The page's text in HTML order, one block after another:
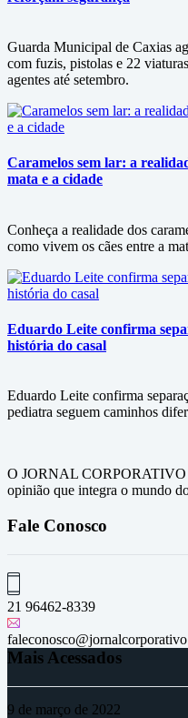
Guarda Municipal de Caxias
com fuzis, pistolas e 22
agentes até setembro.
Caramelos sem lar: a
mata e a cidade
Conheça a realidade dos
como vivem os cães entre a
Eduardo Leite confirma
história do casal
Eduardo Leite confirma
pediatra seguem caminhos
O JORNAL CORPORATIVO
opinião que integra o mundo
Fale Conosco
21 96462-8339
Mais Acessados
9 de março de 2022